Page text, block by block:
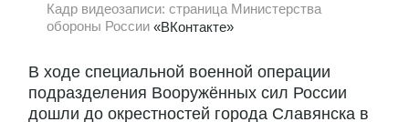
Кадр видеозаписи: страница Министерства
обороны России «ВКонтакте»
В ходе специальной военной операции
подразделения Вооружённых сил России
дошли до окрестностей города Славянска в